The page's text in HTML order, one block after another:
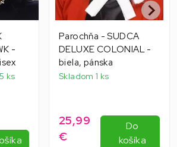
-
ks
Parochňa - SUDCA
DELUXE COLONIAL -
biela, pánska
Skladom 1 ks
25,99
€
Do
košíka